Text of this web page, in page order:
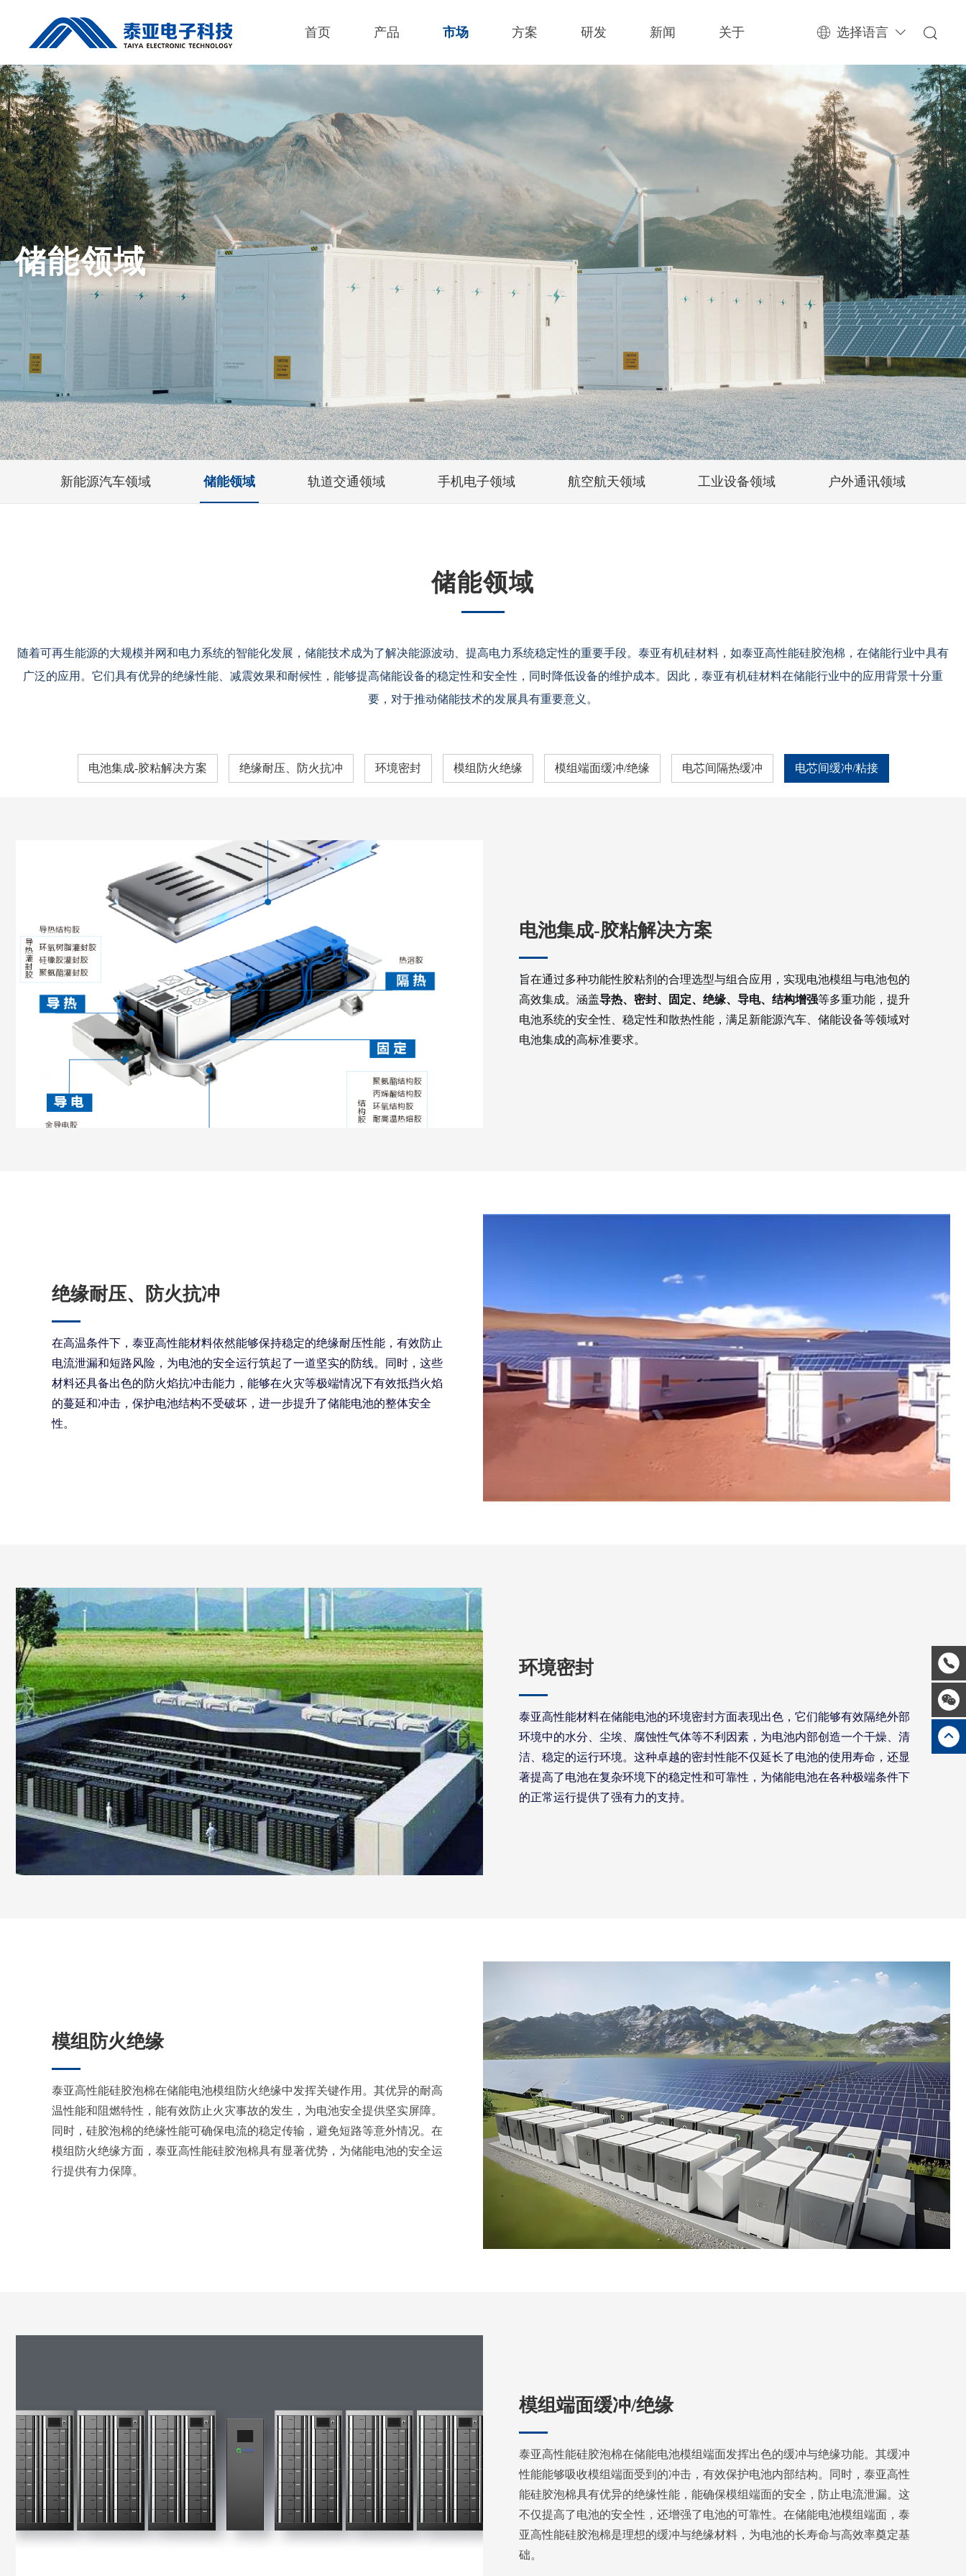
首页 产品 市场 方案 研发 新闻 关于 选择语言
储能领域
新能源汽车领域 储能领域 轨道交通领域 手机电子领域 航空航天领域 工业设备领域 户外通讯领域
储能领域
随着可再生能源的大规模并网和电力系统的智能化发展，储能技术成为了解决能源波动、提高电力系统稳定性的重要手段。泰亚有机硅材料，如泰亚高性能硅胶泡棉，在储能行业中具有
广泛的应用。它们具有优异的绝缘性能、减震效果和耐候性，能够提高储能设备的稳定性和安全性，同时降低设备的维护成本。因此，泰亚有机硅材料在储能行业中的应用背景十分重
要，对于推动储能技术的发展具有重要意义。
电池集成-胶粘解决方案 绝缘耐压、防火抗冲 环境密封 模组防火绝缘 模组端面缓冲/绝缘 电芯间隔热缓冲 电芯间缓冲/粘接
电池集成-胶粘解决方案
旨在通过多种功能性胶粘剂的合理选型与组合应用，实现电池模组与电池包的
高效集成。涵盖导热、密封、固定、绝缘、导电、结构增强等多重功能，提升
电池系统的安全性、稳定性和散热性能，满足新能源汽车、储能设备等领域对
电池集成的高标准要求。
绝缘耐压、防火抗冲
在高温条件下，泰亚高性能材料依然能够保持稳定的绝缘耐压性能，有效防止
电流泄漏和短路风险，为电池的安全运行筑起了一道坚实的防线。同时，这些
材料还具备出色的防火焰抗冲击能力，能够在火灾等极端情况下有效抵挡火焰
的蔓延和冲击，保护电池结构不受破坏，进一步提升了储能电池的整体安全
性。
环境密封
泰亚高性能材料在储能电池的环境密封方面表现出色，它们能够有效隔绝外部
环境中的水分、尘埃、腐蚀性气体等不利因素，为电池内部创造一个干燥、清
洁、稳定的运行环境。这种卓越的密封性能不仅延长了电池的使用寿命，还显
著提高了电池在复杂环境下的稳定性和可靠性，为储能电池在各种极端条件下
的正常运行提供了强有力的支持。
模组防火绝缘
泰亚高性能硅胶泡棉在储能电池模组防火绝缘中发挥关键作用。其优异的耐高
温性能和阻燃特性，能有效防止火灾事故的发生，为电池安全提供坚实屏障。
同时，硅胶泡棉的绝缘性能可确保电流的稳定传输，避免短路等意外情况。在
模组防火绝缘方面，泰亚高性能硅胶泡棉具有显著优势，为储能电池的安全运
行提供有力保障。
模组端面缓冲/绝缘
泰亚高性能硅胶泡棉在储能电池模组端面发挥出色的缓冲与绝缘功能。其缓冲
性能能够吸收模组端面受到的冲击，有效保护电池内部结构。同时，泰亚高性
能硅胶泡棉具有优异的绝缘性能，能确保模组端面的安全，防止电流泄漏。这
不仅提高了电池的安全性，还增强了电池的可靠性。在储能电池模组端面，泰
亚高性能硅胶泡棉是理想的缓冲与绝缘材料，为电池的长寿命与高效率奠定基
础。